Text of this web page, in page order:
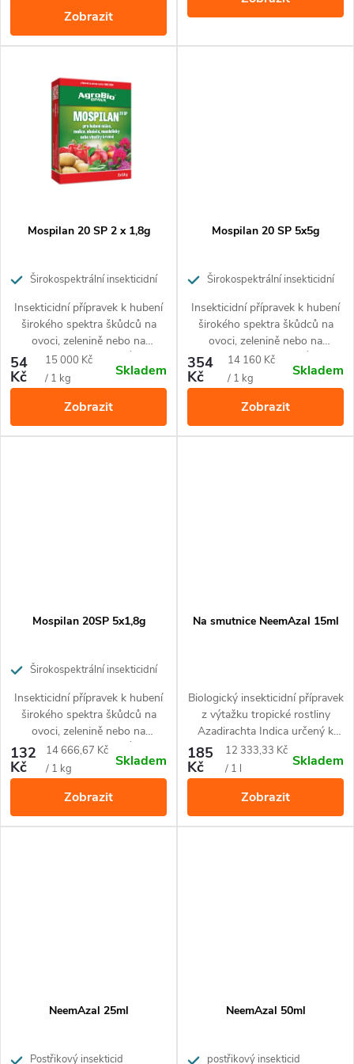
t
k
Zobrazit
Mospilan 20 SP 2 x 1,8g
Širokospektrální insekticidní
zeleniny a okrasných rostlin
Insekticidní přípravek k hubení
širokého spektra škůdců na
ovoci, zelenině nebo na
okrasných rostlinách. Účinný
proti mandelince, mšicím,
obaleči jablečnému, molici,
vlnatce krvavé.
54
Kč
Měrná
cena:
15 000 Kč
/ 1 kg
Skladem
Zobrazit
Mospilan 20 SP 5x5g
Širokospektrální insekticidní
zeleniny a okrasných rostlin
Insekticidní přípravek k hubení
širokého spektra škůdců na
ovoci, zelenině nebo na
okrasných rostlinách. Účinný
proti mandelince, mšicím,
obaleči jablečnému, molici,
vlnatce krvavé.
354
Kč
Měrná
cena:
14 160 Kč
/ 1 kg
Skladem
Zobrazit
Mospilan 20SP 5x1,8g
Širokospektrální insekticidní
zeleniny a okrasných rostlin
Insekticidní přípravek k hubení
širokého spektra škůdců na
ovoci, zelenině nebo na
okrasných rostlinách. Účinný
proti mandelinkám, mšicím,
obaleči jablečnému, molicím,
vlnatce krvavé a dřepčíkům.
132
Kč
Měrná
cena:
14 666,67 Kč
/ 1 kg
Skladem
Zobrazit
Na smutnice NeemAzal 15ml
Biologický insekticidní přípravek
z výtažku tropické rostliny
Azadirachta Indica určený k
hubení larev smutnic v
substrátu.
185
Kč
Měrná
cena:
12 333,33 Kč
/ 1 l
Skladem
Zobrazit
NeemAzal 25ml
Postřikový insekticid
NeemAzal 50ml
postřikový insekticid